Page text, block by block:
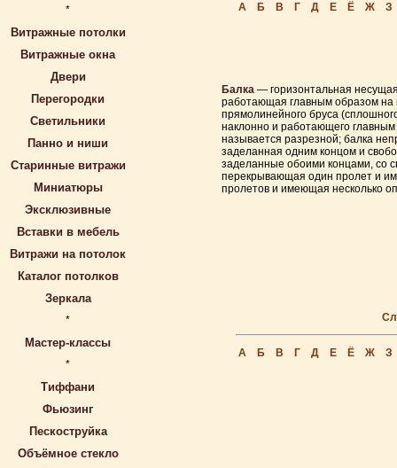
*
Витражные потолки
Витражные окна
Двери
Перегородки
Светильники
Панно и ниши
Старинные витражи
Миниатюры
Эксклюзивные
Вставки в мебель
Витражи на потолок
Каталог потолков
Зеркала
*
Мастер-классы
*
Тиффани
Фьюзинг
Пескоструйка
Объёмное стекло
А Б В Г Д Е Ё Ж З
Балка — горизонтальная
работающая главным образом на
прямолинейного бруса
наклонно и работающего
называется разрезной; балка
заделанная одним концом и
заделанные обоими концами, со
перекрывающая один пролет и
пролетов и имеющая несколько
А Б В Г Д Е Ё Ж З